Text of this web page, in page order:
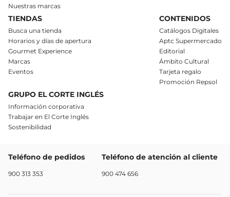
Nuestras marcas
TIENDAS
Busca una tienda
Horarios y días de apertura
Gourmet Experience
Marcas
Eventos
CONTENIDOS
Catálogos Digitales
Aptc Supermercado
Editorial
Ámbito Cultural
Tarjeta regalo
Promoción Repsol
GRUPO EL CORTE INGLÉS
Información corporativa
Trabajar en El Corte Inglés
Sostenibilidad
Teléfono de pedidos
900 313 353
Teléfono de atención al cliente
900 474 656